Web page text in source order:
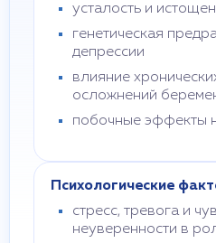
усталость и
генетическая
депрессии
влияние
осложнений
побочные эффекты
Психологические
стресс, тревога и
неуверенности в